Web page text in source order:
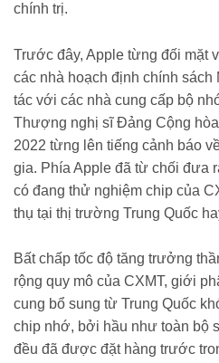
chính trị.
Trước đây, Apple từng đối mặt
các nhà hoạch định chính
tác với các nhà cung cấp bộ
Thượng nghị sĩ Đảng Cộng
2022 từng lên tiếng cảnh báo
gia. Phía Apple đã từ chối đưa
có đang thử nghiệm chip của
thụ tại thị trường Trung Quốc
Bất chấp tốc độ tăng trưởng
rộng quy mô của CXMT, giới
cung bổ sung từ Trung Quốc
chip nhớ, bởi hầu như toàn bộ
đều đã được đặt hàng trước